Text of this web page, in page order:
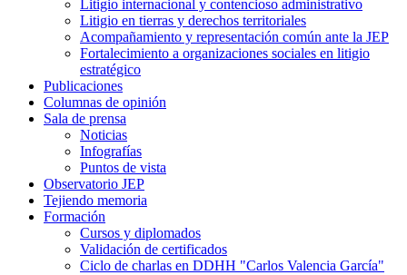
Litigio internacional y contencioso administrativo
Litigio en tierras y derechos territoriales
Acompañamiento y representación común ante la JEP
Fortalecimiento a organizaciones sociales en litigio
estratégico
Publicaciones
Columnas de opinión
Sala de prensa
Noticias
Infografías
Puntos de vista
Observatorio JEP
Tejiendo memoria
Formación
Cursos y diplomados
Validación de certificados
Ciclo de charlas en DDHH "Carlos Valencia García"